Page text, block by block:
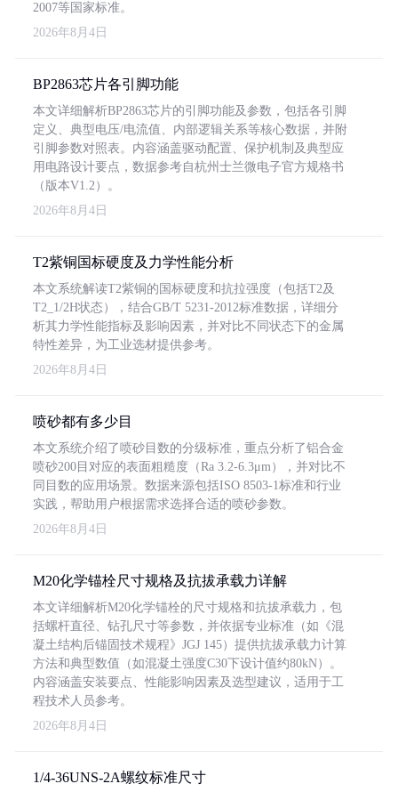
2007等国家标准。
2026年8月4日
BP2863芯片各引脚功能
本文详细解析BP2863芯片的引脚功能及参数，包括各引脚
定义、典型电压/电流值、内部逻辑关系等核心数据，并附
引脚参数对照表。内容涵盖驱动配置、保护机制及典型应
用电路设计要点，数据参考自杭州士兰微电子官方规格书
（版本V1.2）。
2026年8月4日
T2紫铜国标硬度及力学性能分析
本文系统解读T2紫铜的国标硬度和抗拉强度（包括T2及
T2_1/2H状态），结合GB/T 5231-2012标准数据，详细分
析其力学性能指标及影响因素，并对比不同状态下的金属
特性差异，为工业选材提供参考。
2026年8月4日
喷砂都有多少目
本文系统介绍了喷砂目数的分级标准，重点分析了铝合金
喷砂200目对应的表面粗糙度（Ra 3.2-6.3μm），并对比不
同目数的应用场景。数据来源包括ISO 8503-1标准和行业
实践，帮助用户根据需求选择合适的喷砂参数。
2026年8月4日
M20化学锚栓尺寸规格及抗拔承载力详解
本文详细解析M20化学锚栓的尺寸规格和抗拔承载力，包
括螺杆直径、钻孔尺寸等参数，并依据专业标准（如《混
凝土结构后锚固技术规程》JGJ 145）提供抗拔承载力计算
方法和典型数值（如混凝土强度C30下设计值约80kN）。
内容涵盖安装要点、性能影响因素及选型建议，适用于工
程技术人员参考。
2026年8月4日
1/4-36UNS-2A螺纹标准尺寸